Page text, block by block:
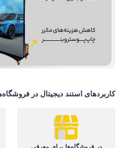
کاربردهای استند دیجیتال در